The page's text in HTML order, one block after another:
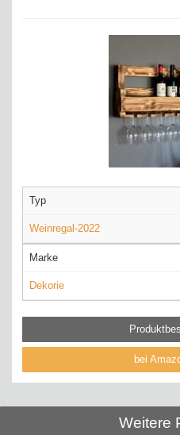
Typ
Weinregal-2022
Marke
Dekorie
bei
Weitere